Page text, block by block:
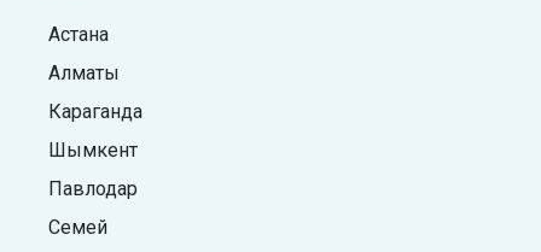
Астана
Алматы
Караганда
Шымкент
Павлодар
Семей